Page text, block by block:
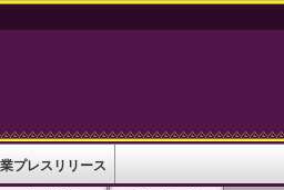
プレスリリース